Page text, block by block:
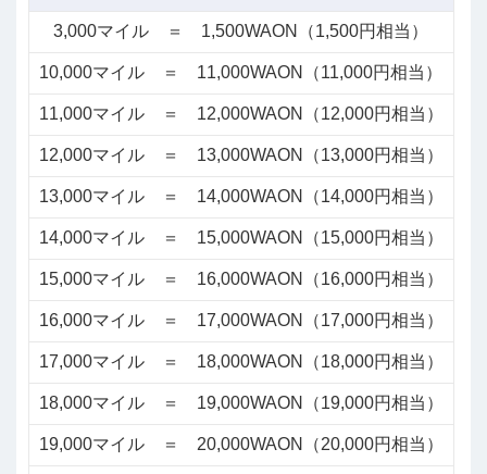
3,000マイル ＝ 1,500WAON（1,500円相当）
10,000マイル ＝ 11,000WAON（11,000円相当）
11,000マイル ＝ 12,000WAON（12,000円相当）
12,000マイル ＝ 13,000WAON（13,000円相当）
13,000マイル ＝ 14,000WAON（14,000円相当）
14,000マイル ＝ 15,000WAON（15,000円相当）
15,000マイル ＝ 16,000WAON（16,000円相当）
16,000マイル ＝ 17,000WAON（17,000円相当）
17,000マイル ＝ 18,000WAON（18,000円相当）
18,000マイル ＝ 19,000WAON（19,000円相当）
19,000マイル ＝ 20,000WAON（20,000円相当）